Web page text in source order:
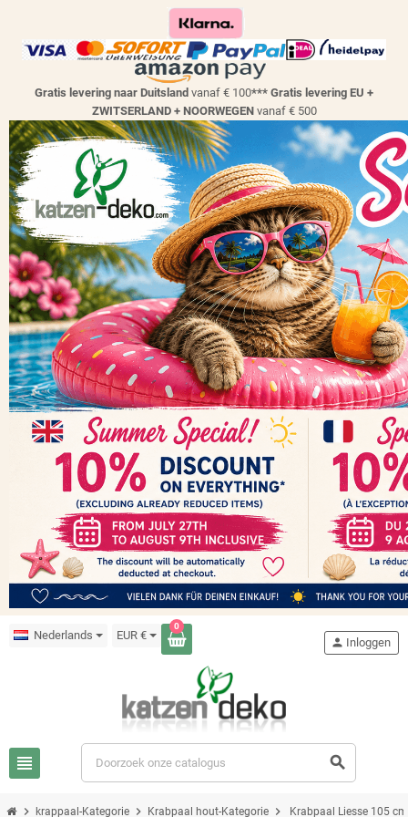
Gratis levering naar Duitsland vanaf € 100*** Gratis levering EU +
ZWITSERLAND + NOORWEGEN vanaf € 500
Nederlands EUR €
0
view_headline search
person Inloggen
chevron_right krappaal-Kategorie chevron_right Krabpaal hout-Kategorie chevron_right Krabpaal Liesse 105 cm